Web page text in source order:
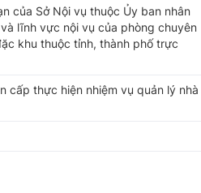
của Sở Nội vụ thuộc Ủy ban nhân
lĩnh vực nội vụ của phòng chuyên
khu thuộc tỉnh, thành phố trực
cấp thực hiện nhiệm vụ quản lý nhà